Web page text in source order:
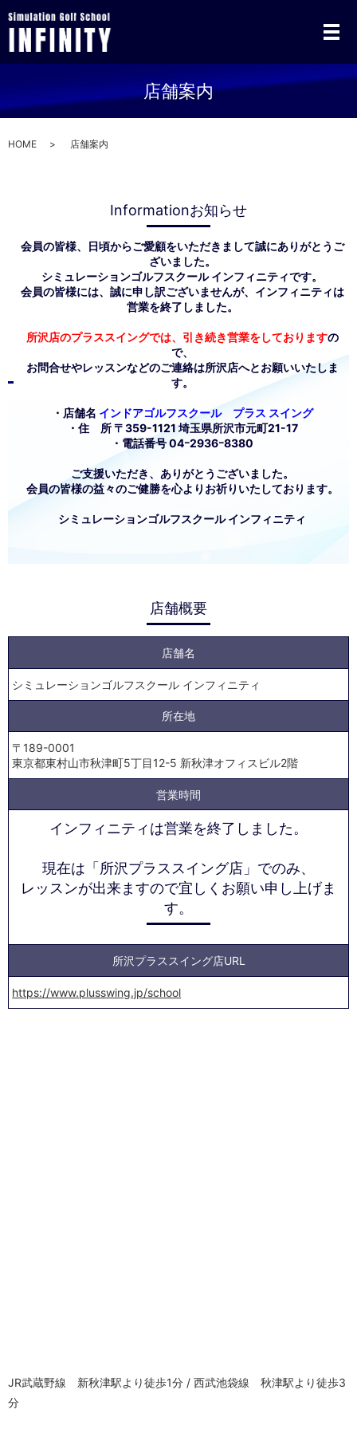
店舗案内
HOME 店舗案内
Informationお知らせ
会員の皆様、日頃からご愛顧をいただきまして誠にありがとうご
ざいました。
シミュレーションゴルフスクール インフィニティです。
会員の皆様には、誠に申し訳ございませんが、インフィニティは
営業を終了しました。
所沢店のプラススイングでは、引き続き営業をしておりますの
で、
お問合せやレッスンなどのご連絡は所沢店へとお願いいたしま
す。
・店舗名 インドアゴルフスクール プラス スイング
・住 所 〒359-1121 埼玉県所沢市元町21-17
・電話番号 04ｰ2936ｰ8380
ご支援いただき、ありがとうございました。
会員の皆様の益々のご健勝を心よりお祈りいたしております。
シミュレーションゴルフスクール インフィニティ
店舗概要
店舗名
シミュレーションゴルフスクール インフィニティ
所在地
〒189-0001
東京都東村山市秋津町5丁目12-5 新秋津オフィスビル2階
営業時間
インフィニティは営業を終了しました。
現在は「 所沢プラススイング店 」でのみ、
レッスンが出来ますので宜しくお願い申し上げま
す。
所沢プラススイング店URL
https://www.plusswing.jp/school
JR武蔵野線 新秋津駅より徒歩1分 / 西武池袋線 秋津駅より徒歩3
分